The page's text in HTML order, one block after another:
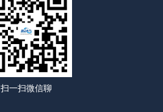
扫一扫微信聊